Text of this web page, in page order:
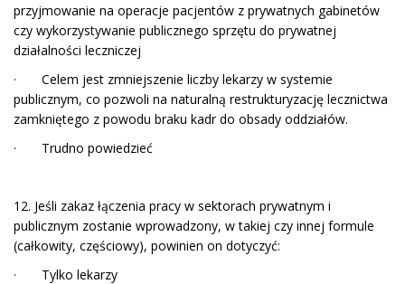
przyjmowanie na operacje pacjentów z prywatnych gabinetów
czy wykorzystywanie publicznego sprzętu do prywatnej
działalności leczniczej
· Celem jest zmniejszenie liczby lekarzy w systemie
publicznym, co pozwoli na naturalną restrukturyzację lecznictwa
zamkniętego z powodu braku kadr do obsady oddziałów.
· Trudno powiedzieć
12. Jeśli zakaz łączenia pracy w sektorach prywatnym i
publicznym zostanie wprowadzony, w takiej czy innej formule
(całkowity, częściowy), powinien on dotyczyć:
· Tylko lekarzy